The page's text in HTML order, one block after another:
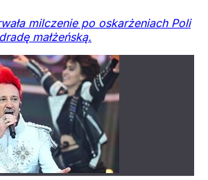
czyli Skolim, odpowiedział na
polskiej wokalistki.
MuzykaKraj